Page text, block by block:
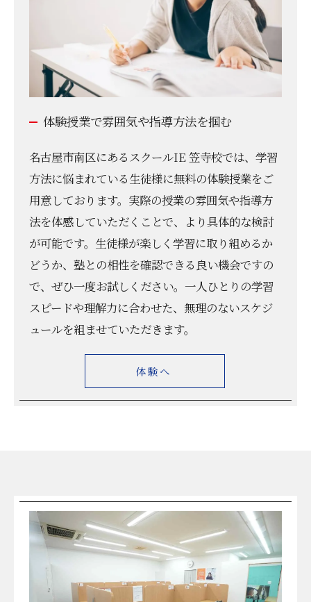
体験授業で雰囲気や指導方法を掴む
名古屋市南区にあるスクールIE 笠寺校では、学習
方法に悩まれている生徒様に無料の体験授業をご
用意しております。実際の授業の雰囲気や指導方
法を体感していただくことで、より具体的な検討
が可能です。生徒様が楽しく学習に取り組めるか
どうか、塾との相性を確認できる良い機会ですの
で、ぜひ一度お試しください。一人ひとりの学習
スピードや理解力に合わせた、無理のないスケジ
ュールを組ませていただきます。
体験へ